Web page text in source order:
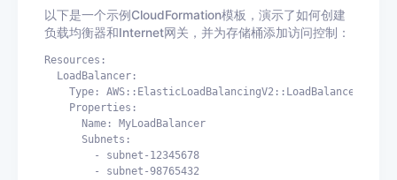
以下是一个示例CloudFormation模板，演示了如何创建
负载均衡器和Internet网关，并为存储桶添加访问控制：
Resources:
  LoadBalancer:
    Type: AWS::ElasticLoadBalancingV2::LoadBalancer
    Properties:
      Name: MyLoadBalancer
      Subnets:
        - subnet-12345678
        - subnet-98765432